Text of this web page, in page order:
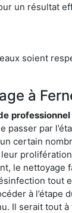
un résultat
soient
à
passer par
certain
le
tout
à
Il serait tout